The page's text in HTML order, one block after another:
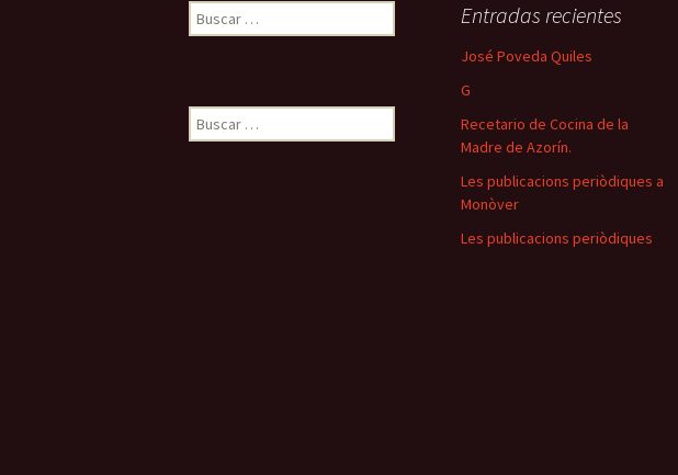
Buscar: Entradas recientes
José Poveda Quiles
G
Recetario de Cocina de la
Madre de Azorín.
Les publicacions periòdiques a
Monòver
Les publicacions periòdiques
Buscar: